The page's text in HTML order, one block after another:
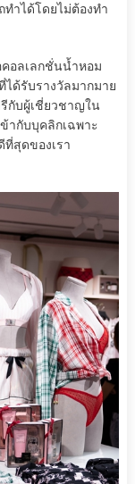
ำได้โดยไม่ต้องทำ
คอลเลกชั่นน้ำหอม
ได้รับรางวัลมากมาย
กับผู้เชี่ยวชาญใน
ากับบุคลิกเฉพาะ
ที่สุดของเรา